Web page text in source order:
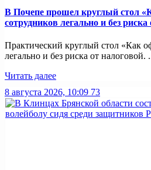
В Почепе прошел круглый стол
сотрудников легально и без риска
Практический круглый стол «Как
легально и без риска от налоговой.
Читать далее
8 августа 2026, 10:09 73